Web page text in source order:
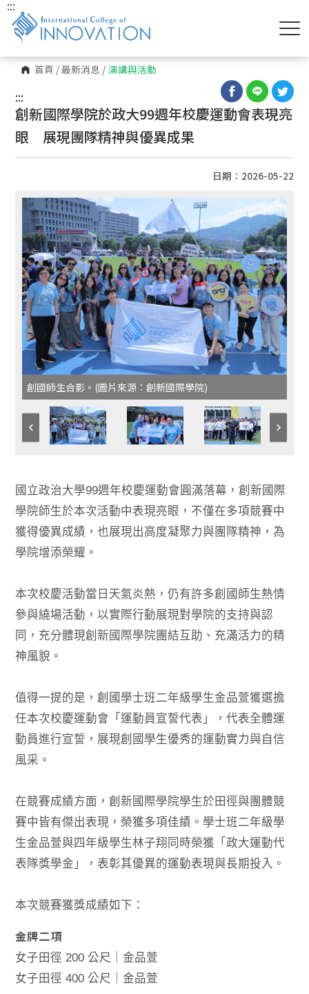
首頁 /最新消息 / 演講與活動
:::
:::
創新國際學院於政大99週年校慶運動會表現亮
眼 展現團隊精神與優異成果
日期：2026-05-22
創國師生合影。(圖片來源：創新國際學院)
國立政治大學99週年校慶運動會圓滿落幕，創新國際
學院師生於本次活動中表現亮眼，不僅在多項競賽中
獲得優異成績，也展現出高度凝聚力與團隊精神，為
學院增添榮耀。
本次校慶活動當日天氣炎熱，仍有許多創國師生熱情
參與繞場活動，以實際行動展現對學院的支持與認
同，充分體現創新國際學院團結互助、充滿活力的精
神風貌。
值得一提的是，創國學士班二年級學生金品萱獲選擔
任本次校慶運動會「運動員宣誓代表」，代表全體運
動員進行宣誓，展現創國學生優秀的運動實力與自信
風采。
在競賽成績方面，創新國際學院學生於田徑與團體競
賽中皆有傑出表現，榮獲多項佳績。學士班二年級學
生金品萱與四年級學生林子翔同時榮獲「政大運動代
表隊獎學金」，表彰其優異的運動表現與長期投入。
本次競賽獲獎成績如下：
金牌二項
女子田徑 200 公尺｜金品萱
女子田徑 400 公尺｜金品萱